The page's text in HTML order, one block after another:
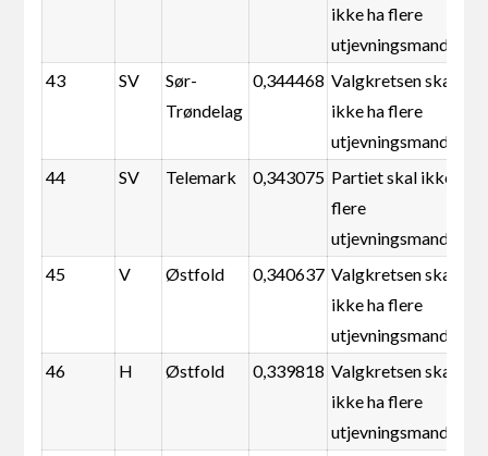
ikke ha flere
utjevningsmandater
43
SV
Sør-
Trøndelag
0,344468 Valgkretsen skal
ikke ha flere
utjevningsmandater
44
SV Telemark 0,343075 Partiet skal ikke ha
flere
utjevningsmandater
45
V Østfold 0,340637 Valgkretsen skal
ikke ha flere
utjevningsmandater
46
H Østfold 0,339818 Valgkretsen skal
ikke ha flere
utjevningsmandater